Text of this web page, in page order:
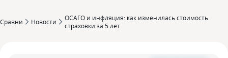
Сравни Новости
ОСАГО и инфляция: как изменилась стоимость
страховки за 5 лет